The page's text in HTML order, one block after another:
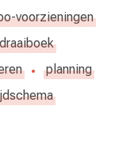
voorzieningen
planning